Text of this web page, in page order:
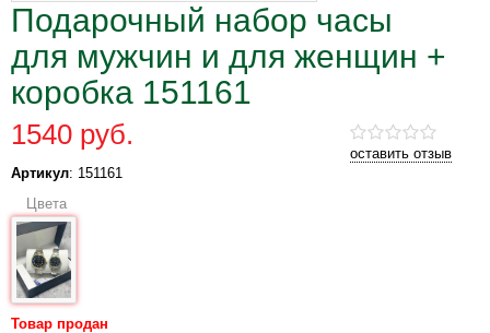
Подарочный набор часы
для мужчин и для женщин +
коробка 151161
оставить отзыв
1540 руб.
Артикул: 151161
Цвета
Товар продан